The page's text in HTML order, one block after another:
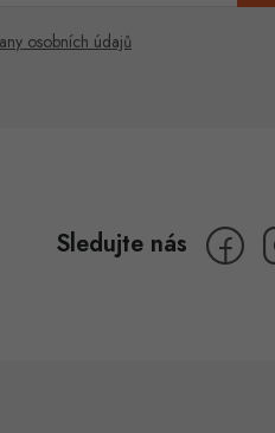
osobních údajů